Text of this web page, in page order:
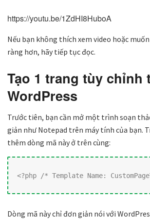
https://youtu.be/1ZdHI8HuboA
Nếu bạn không thích xem video hoặc
ràng hơn, hãy tiếp tục đọc.
Tạo 1 trang tùy chỉnh
WordPress
Trước tiên, bạn cần mở một trình soạn
giản như Notepad trên máy tính của bạn.
thêm dòng mã này ở trên cùng:
<?php /* Template Name:
Dòng mã này chỉ đơn giản nói với